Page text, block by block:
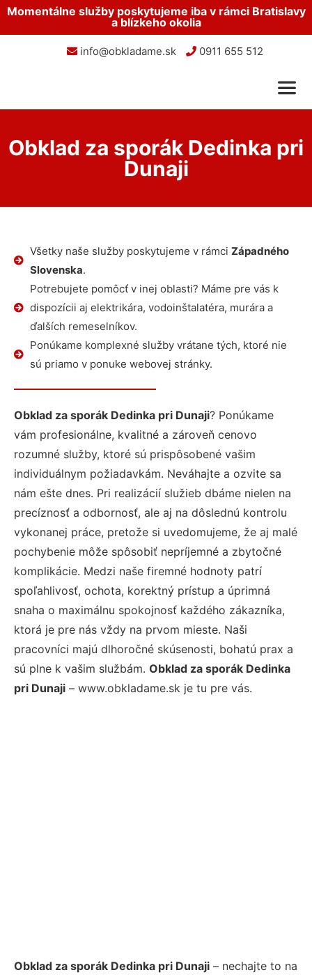
Momentálne služby poskytujeme iba v rámci Bratislavy
a blízkeho okolia
info@obkladame.sk 0911 655 512
Obklad za sporák Dedinka pri
Dunaji
Všetky naše služby poskytujeme v rámci Západného
Slovenska.
Potrebujete pomôcť v inej oblasti? Máme pre vás k
dispozícii aj elektrikára, vodoinštalatéra, murára a
ďalších remeselníkov.
Ponúkame komplexné služby vrátane tých, ktoré nie
sú priamo v ponuke webovej stránky.
Obklad za sporák Dedinka pri Dunaji? Ponúkame
vám profesionálne, kvalitné a zároveň cenovo
rozumné služby, ktoré sú prispôsobené vašim
individuálnym požiadavkám. Neváhajte a ozvite sa
nám ešte dnes. Pri realizácií služieb dbáme nielen na
precíznosť a odbornosť, ale aj na dôslednú kontrolu
vykonanej práce, pretože si uvedomujeme, že aj malé
pochybenie môže spôsobiť nepríjemné a zbytočné
komplikácie. Medzi naše firemné hodnoty patrí
spoľahlivosť, ochota, korektný prístup a úprimná
snaha o maximálnu spokojnosť každého zákazníka,
ktorá je pre nás vždy na prvom mieste. Naši
pracovníci majú dlhoročné skúsenosti, bohatú prax a
sú plne k vašim službám. Obklad za sporák Dedinka
pri Dunaji – www.obkladame.sk je tu pre vás.
Obklad za sporák Dedinka pri Dunaji – nechajte to na